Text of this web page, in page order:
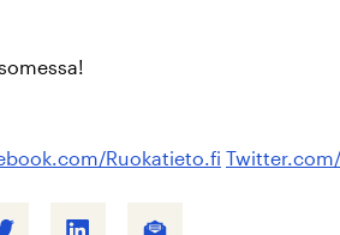
Ruokatieto.fi